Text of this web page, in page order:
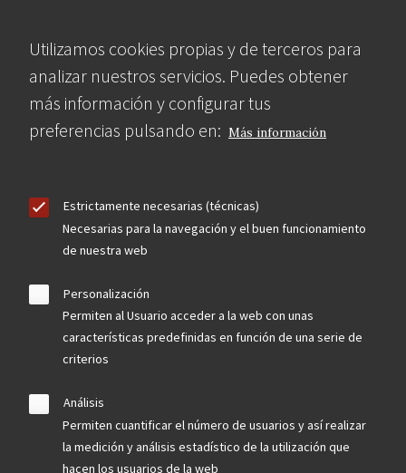
Utilizamos cookies propias y de terceros para
analizar nuestros servicios. Puedes obtener
más información y configurar tus
preferencias pulsando en: Más información
Estrictamente necesarias (técnicas)
Necesarias para la navegación y el buen funcionamiento
de nuestra web
Personalización
Permiten al Usuario acceder a la web con unas
características predefinidas en función de una serie de
criterios
Análisis
Permiten cuantificar el número de usuarios y así realizar
la medición y análisis estadístico de la utilización que
hacen los usuarios de la web